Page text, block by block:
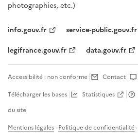
photographies, etc.)
info.gouv.fr
service-public.gouv.fr
legifrance.gouv.fr
data.gouv.fr
Accessibilité : non conforme Contact
Télécharger les bases
Statistiques
du site
Mentions légales · Politique de confidentialité ·